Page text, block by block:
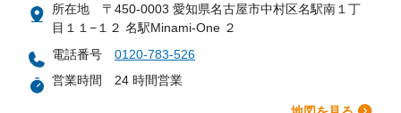
所在地
〒450-0003 愛知県名古屋市中村区名駅南１丁
目１１−１２ 名駅Minami-One ２
電話番号
0120-783-526
営業時間
24 時間営業